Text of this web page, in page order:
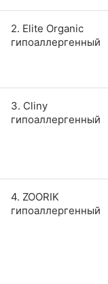
2. Elite Organic
гипоаллергенный
3. Cliny
гипоаллергенный
4. ZOORIK
гипоаллергенный